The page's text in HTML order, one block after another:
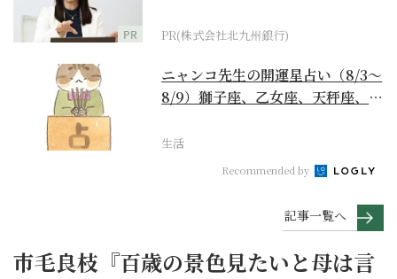
PR PR(株式会社北九州銀行)
ニャンコ先生の開運星占い（8/3～
8/9）獅子座、乙女座、天秤座、蠍
生活
Recommended by
記事一覧へ
市毛良枝『百歳の景色見たいと母は言